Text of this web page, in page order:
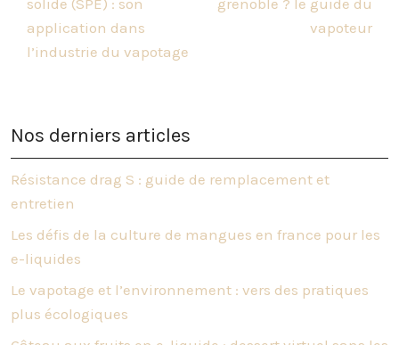
application dans
l’industrie du vapotage
vapoteur
Nos derniers articles
Résistance drag S : guide de remplacement et
entretien
Les défis de la culture de mangues en france pour les
e-liquides
Le vapotage et l’environnement : vers des pratiques
plus écologiques